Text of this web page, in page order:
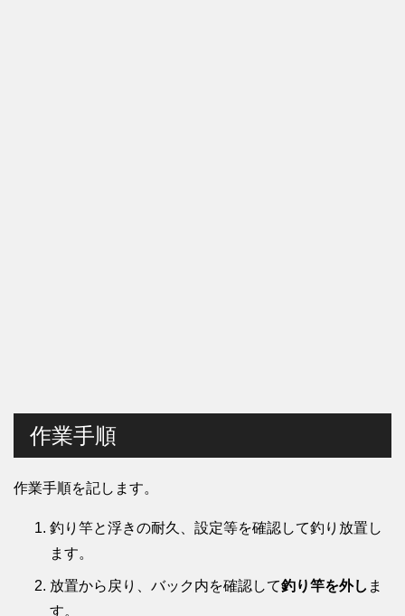
作業手順
作業手順を記します。
釣り竿と浮きの耐久、設定等を確認して釣り放置し
ます。
放置から戻り、バック内を確認して釣り竿を外し ま
す。